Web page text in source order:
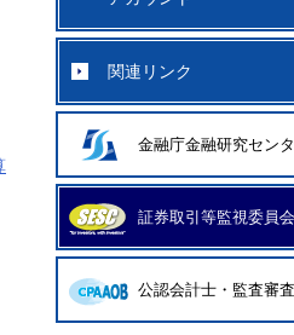
関連リンク
金融庁金融研究セン
証券取引等監視委員会
公認会計士・監査審